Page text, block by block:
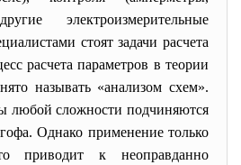
электроизмерительные
стоят задачи расчета
расчета параметров в теории
называть «анализом схем».
любой сложности подчиняются
Однако применение только
приводит к неоправданно